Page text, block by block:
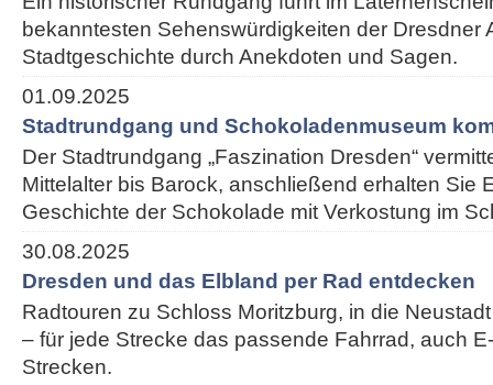
bekanntesten Sehenswürdigkeiten der Dresdner
Stadtgeschichte durch Anekdoten und Sagen.
01.09.2025
Stadtrundgang und Schokoladenmuseum
Der Stadtrundgang „Faszination Dresden“
Mittelalter bis Barock, anschließend erhalten Sie
Geschichte der Schokolade mit Verkostung im
30.08.2025
Dresden und das Elbland per Rad entdecken
Radtouren zu Schloss Moritzburg, in die
– für jede Strecke das passende Fahrrad, auch
Strecken.